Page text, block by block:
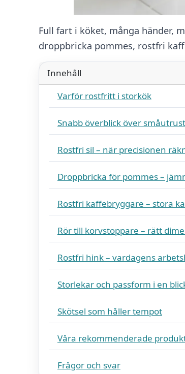
Full fart i köket, många händer,
droppbricka pommes, rostfri
Innehåll
Varför rostfritt i storkök
Snabb överblick över
Rostfri sil – när precisionen
Droppbricka för pommes –
Rostfri kaffebryggare – stora
Rör till korvstoppare – rätt
Rostfri hink – vardagens
Storlekar och passform i en
Skötsel som håller tempot
Våra rekommenderade
Frågor och svar